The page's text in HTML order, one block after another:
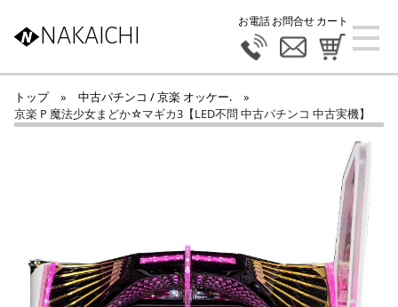
NAKAICHI
お電話お問合せカート
トップ » 中古パチンコ / 京楽 オッケー.
»
京楽 P 魔法少女まどか☆マギカ3【LED不問 中古パチンコ 中古実機】